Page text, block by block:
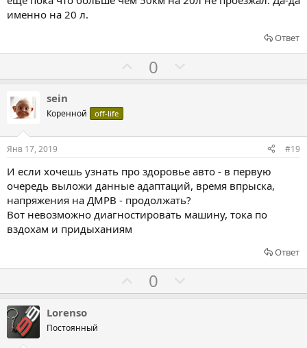
т
именно на 20 л.
Ответ
о
с
в
а
т
ь
0
о
с
в
а
т
ь
о
и
sein
Коренной off-life
Янв 17, 2019 #19
И если хочешь узнать про здоровье авто - в первую
очередь выложи данные адаптаций, время впрыска,
напряжения на ДМРВ - продолжать?
Вот невозможно диагностировать машину, тока по
вздохам и придыханиям
Ответ
о
0
о
Lorenso
Постоянный